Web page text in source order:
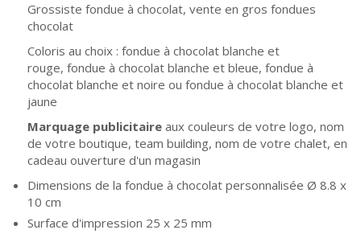
Grossiste fondue à chocolat, vente en gros fondues
chocolat
Coloris au choix : fondue à chocolat blanche et
rouge, fondue à chocolat blanche et bleue, fondue à
chocolat blanche et noire ou fondue à chocolat blanche et
jaune
Marquage publicitaire aux couleurs de votre logo, nom
de votre boutique, team building, nom de votre chalet, en
cadeau ouverture d'un magasin
Dimensions de la fondue à chocolat personnalisée Ø 8.8 x
10 cm
Surface d'impression 25 x 25 mm